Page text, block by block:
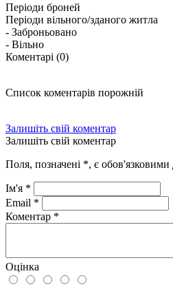
Періоди броней
Періоди вільного/зданого житла
- Заброньовано
- Вільно
Коментарі (0)
Список коментарів порожній
Залишіть свій коментар
Залишіть свій коментар
Поля, позначені *, є обов'язковими
Ім'я *
Email *
Коментар *
Оцінка